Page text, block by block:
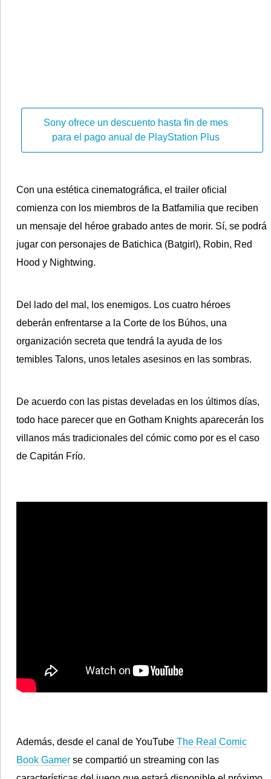
Sony ofrece un descuento hasta fin de mes
para el pago anual de PlayStation Plus
Con una estética cinematográfica, el trailer oficial
comienza con los miembros de la Batfamilia que reciben
un mensaje del héroe grabado antes de morir. Sí, se podrá
jugar con personajes de Batichica (Batgirl), Robin, Red
Hood y Nightwing.
Del lado del mal, los enemigos. Los cuatro héroes
deberán enfrentarse a la Corte de los Búhos, una
organización secreta que tendrá la ayuda de los
temibles Talons, unos letales asesinos en las sombras.
De acuerdo con las pistas develadas en los últimos días,
todo hace parecer que en Gotham Knights aparecerán los
villanos más tradicionales del cómic como por es el caso
de Capitán Frío.
Además, desde el canal de YouTube The Real Comic
Book Gamer se compartió un streaming con las